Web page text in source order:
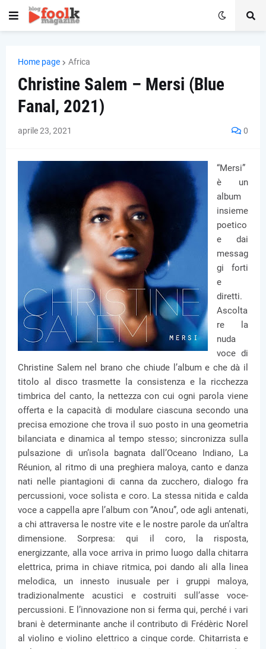
Home page Africa
Christine Salem – Mersi (Blue
Fanal, 2021)
aprile 23, 2021 0
“Mersi”
è un
album
insieme
poetico
e dai
messag
gi forti
e
diretti.
Ascolta
re la
nuda
voce di
Christine Salem nel brano che chiude l’album e che dà il
titolo al disco trasmette la consistenza e la ricchezza
timbrica del canto, la nettezza con cui ogni parola viene
offerta e la capacità di modulare ciascuna secondo una
precisa emozione che trova il suo posto in una geometria
bilanciata e dinamica al tempo stesso; sincronizza sulla
pulsazione di un’isola bagnata dall’Oceano Indiano, La
Réunion, al ritmo di una preghiera maloya, canto e danza
nati nelle piantagioni di canna da zucchero, dialogo fra
percussioni, voce solista e coro. La stessa nitida e calda
voce a cappella apre l’album con “Anou”, ode agli antenati,
a chi attraversa le nostre vite e le nostre parole da un’altra
dimensione. Sorpresa: qui il coro, la risposta,
energizzante, alla voce arriva in primo luogo dalla chitarra
elettrica, prima in chiave ritmica, poi dando ali alla linea
melodica, un innesto inusuale per i gruppi maloya,
tradizionalmente acustici e costruiti sull’asse voce-
percussioni. E l’innovazione non si ferma qui, perché i vari
brani è determinante anche il contributo di Frédèric Norel
al violino e violino elettrico a cinque corde. Chitarrista e